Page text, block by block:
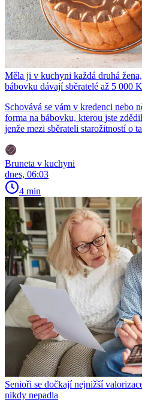
Měla ji v kuchyni každá druhá
bábovku dávají sběratelé až 5 000
Schovává se vám v kredenci nebo
forma na bábovku, kterou jste
jenže mezi sběrateli starožitností o
Bruneta v kuchyni
dnes, 06:03
4 min
Senioři se dočkají nejnižší
nikdy nepadla